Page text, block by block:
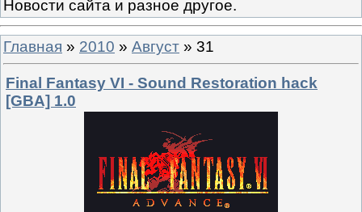
Новости сайта и разное другое.
Главная » 2010 » Август » 31
Final Fantasy VI - Sound Restoration hack
[GBA] 1.0